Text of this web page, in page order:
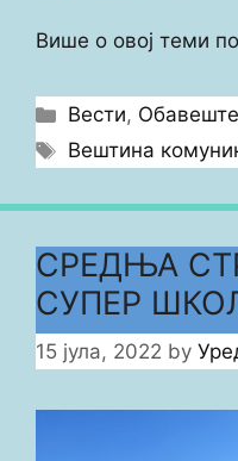
Више о овој теми
Categories
Вести,
Tags
Вештина
СРЕДЊА
СУПЕР
15 јула, 2022 by